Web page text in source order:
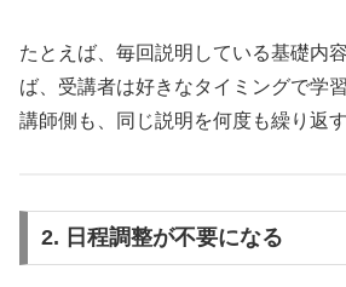
たとえば、毎回説明している基礎内
ば、受講者は好きなタイミングで学
講師側も、同じ説明を何度も繰り返
2. 日程調整が不要になる